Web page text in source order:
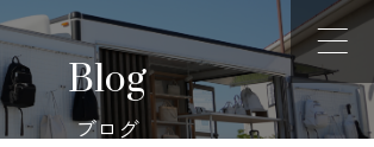
Blog
ブログ